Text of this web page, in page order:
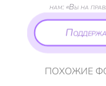
нам: «Вы на
ПОХОЖИЕ